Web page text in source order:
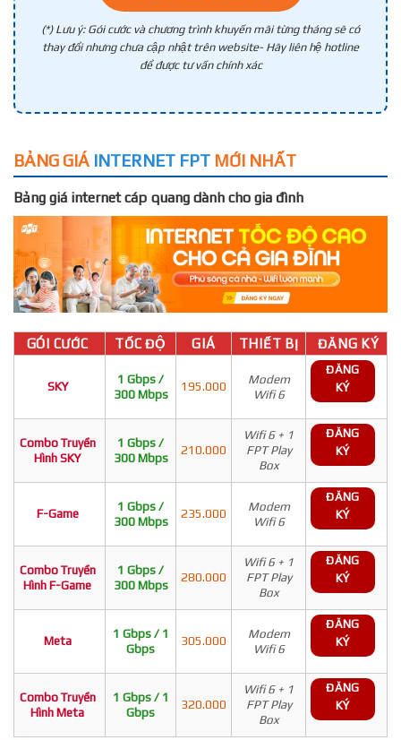
(*) Lưu ý: Gói cước và chương trình khuyến mãi từng tháng sẽ có
thay đổi nhưng chưa cập nhật trên website- Hãy liên hệ hotline
để được tư vấn chính xác
BẢNG GIÁ INTERNET FPT MỚI NHẤT
Bảng giá internet cáp quang dành cho gia đình
GÓI CƯỚC TỐC ĐỘ GIÁ THIẾT BỊ ĐĂNG KÝ
SKY
1 Gbps /
300 Mbps
195.000
Modem
Wifi 6
ĐĂNG
KÝ
Combo Truyền
Hình SKY
1 Gbps /
300 Mbps
210.000
Wifi 6 + 1
FPT Play
Box
ĐĂNG
KÝ
F-Game
1 Gbps /
300 Mbps
235.000
Modem
Wifi 6
ĐĂNG
KÝ
Combo Truyền
Hình F-Game
1 Gbps /
300 Mbps
280.000
Wifi 6 + 1
FPT Play
Box
ĐĂNG
KÝ
Meta
1 Gbps / 1
Gbps
305.000
Modem
Wifi 6
ĐĂNG
KÝ
Combo Truyền
Hình Meta
1 Gbps / 1
Gbps
320.000
Wifi 6 + 1
FPT Play
Box
ĐĂNG
KÝ